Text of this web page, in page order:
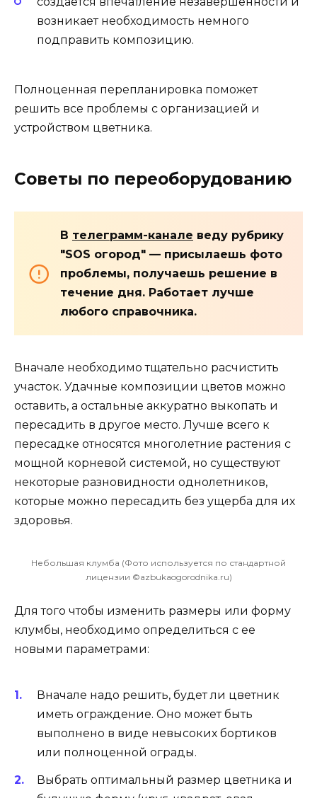
возникает необходимость немного
подправить композицию.
Полноценная перепланировка поможет
решить все проблемы с организацией и
устройством цветника.
Советы по переоборудованию
В телеграмм-канале веду рубрику
"SOS огород" — присылаешь фото
проблемы, получаешь решение в
течение дня. Работает лучше
любого справочника.
Вначале необходимо тщательно расчистить
участок. Удачные композиции цветов можно
оставить, а остальные аккуратно выкопать и
пересадить в другое место. Лучше всего к
пересадке относятся многолетние растения с
мощной корневой системой, но существуют
некоторые разновидности однолетников,
которые можно пересадить без ущерба для их
здоровья.
Небольшая клумба (Фото используется по стандартной
лицензии ©azbukaogorodnika.ru)
Для того чтобы изменить размеры или форму
клумбы, необходимо определиться с ее
новыми параметрами:
Вначале надо решить, будет ли цветник
иметь ограждение. Оно может быть
выполнено в виде невысоких бортиков
или полноценной ограды.
Выбрать оптимальный размер цветника и